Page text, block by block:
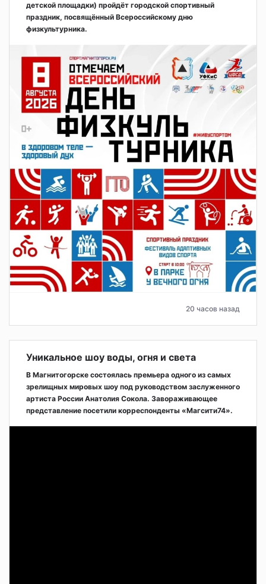
детской площадки) пройдёт городской спортивный
праздник, посвящённый Всероссийскому дню
физкультурника.
20 часов назад
Уникальное шоу воды, огня и света
В Магнитогорске состоялась премьера одного из самых
зрелищных мировых шоу под руководством заслуженного
артиста России Анатолия Сокола. Завораживающее
представление посетили корреспонденты «Магсити74».